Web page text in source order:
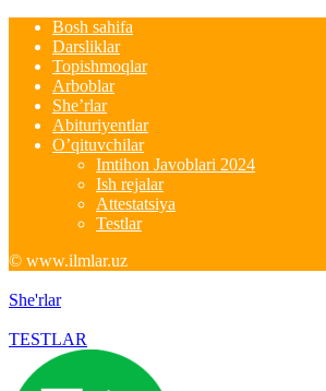
Bosh sahifa
Darsliklar
Topishmoqlar
Arboblar
She’rlar
Abituriyentlar
O’qituvchilar
Imtihon Javoblari 2024
Ish rejalar
Attestatsiya
Testlar
© www.ilmlar.uz
She'rlar
TESTLAR